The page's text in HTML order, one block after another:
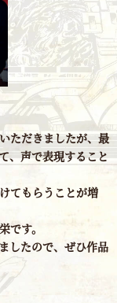
ただきましたが、最
、声で表現すること
てもらうことが増
す。
したので、ぜひ作品